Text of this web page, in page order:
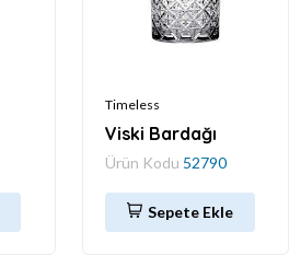
Timeless
Viski Bardağı
Ürün Kodu 52790
Sepete Ekle